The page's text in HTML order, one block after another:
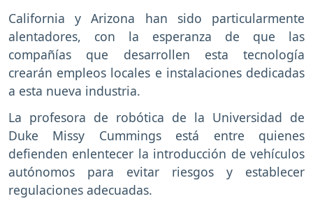
California y Arizona han sido particularmente
alentadores, con la esperanza de que las
compañías que desarrollen esta tecnología
crearán empleos locales e instalaciones dedicadas
a esta nueva industria.
La profesora de robótica de la Universidad de
Duke Missy Cummings está entre quienes
defienden enlentecer la introducción de vehículos
autónomos para evitar riesgos y establecer
regulaciones adecuadas.